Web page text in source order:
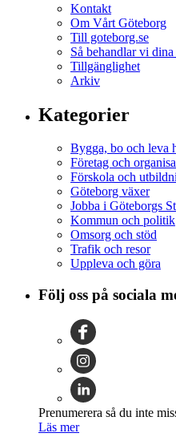
Kontakt
Om Vårt Göteborg
Till goteborg.se
Så behandlar vi
Tillgänglighet
Arkiv
Kategorier
Bygga, bo och leva
Företag och
Förskola och
Göteborg växer
Jobba i Göteborgs
Kommun och politik
Omsorg och stöd
Trafik och resor
Uppleva och göra
Följ oss på sociala
Prenumerera så du inte
Läs mer